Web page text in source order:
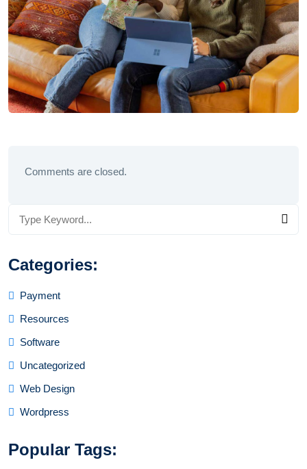
Comments are closed.
Categories:
Payment
Resources
Software
Uncategorized
Web Design
Wordpress
Popular Tags: